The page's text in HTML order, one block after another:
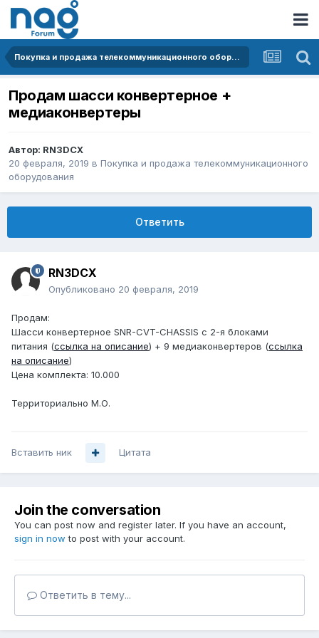
Покупка и продажа телекоммуникационного оборудования
Продам шасси конвертерное +
медиаконвертеры
Автор: RN3DCX
20 февраля, 2019 в Покупка и продажа телекоммуникационного
оборудования
Ответить
RN3DCX
Опубликовано 20 февраля, 2019
Продам:
Шасси конвертерное SNR-CVT-CHASSIS с 2-я блоками
питания (ссылка на описание) + 9 медиаконвертеров (ссылка
на описание)
Цена комплекта: 10.000
Территориально М.О.
Вставить ник Цитата
Join the conversation
You can post now and register later. If you have an account,
sign in now to post with your account.
Ответить в тему...